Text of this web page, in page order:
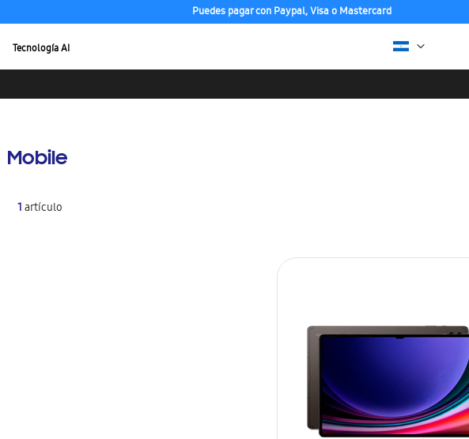
Puedes pagar con Paypal, Visa o Mastercard
Tecnología AI
Mobile
1artículo